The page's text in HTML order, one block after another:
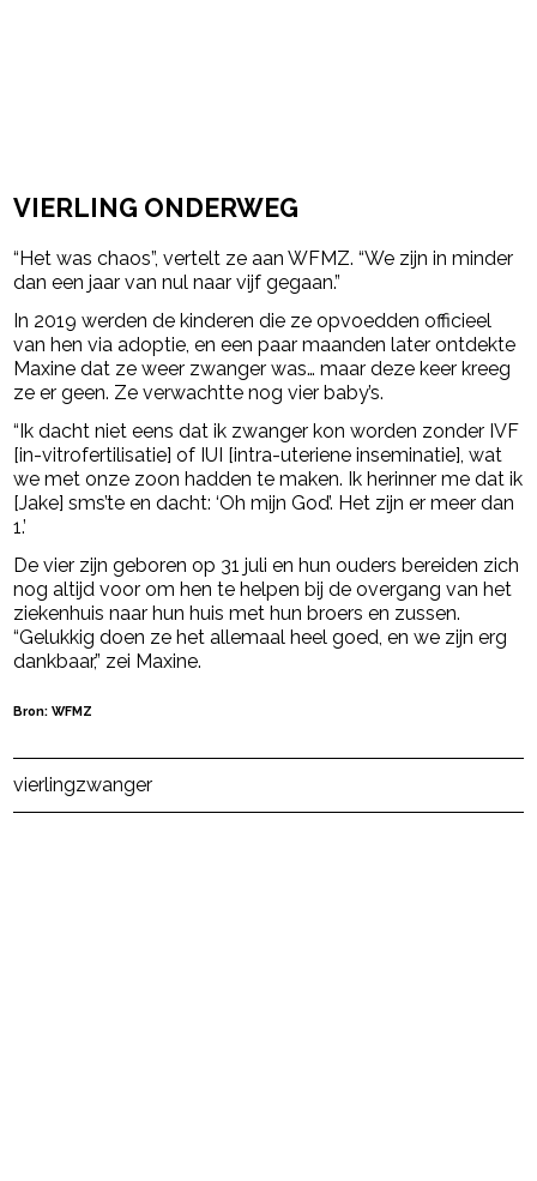
VIERLING ONDERWEG
“Het was chaos”, vertelt ze aan WFMZ. “We zijn in minder
dan een jaar van nul naar vijf gegaan.”
In 2019 werden de kinderen die ze opvoedden officieel
van hen via adoptie, en een paar maanden later ontdekte
Maxine dat ze weer zwanger was… maar deze keer kreeg
ze er geen. Ze verwachtte nog vier baby’s.
“Ik dacht niet eens dat ik zwanger kon worden zonder IVF
[in-vitrofertilisatie] of IUI [intra-uteriene inseminatie], wat
we met onze zoon hadden te maken. Ik herinner me dat ik
[Jake] sms’te en dacht: ‘Oh mijn God’. Het zijn er meer dan
1.’
De vier zijn geboren op 31 juli en hun ouders bereiden zich
nog altijd voor om hen te helpen bij de overgang van het
ziekenhuis naar hun huis met hun broers en zussen.
“Gelukkig doen ze het allemaal heel goed, en we zijn erg
dankbaar,” zei Maxine.
Bron: WFMZ
Post Views: 54
vierlingzwanger